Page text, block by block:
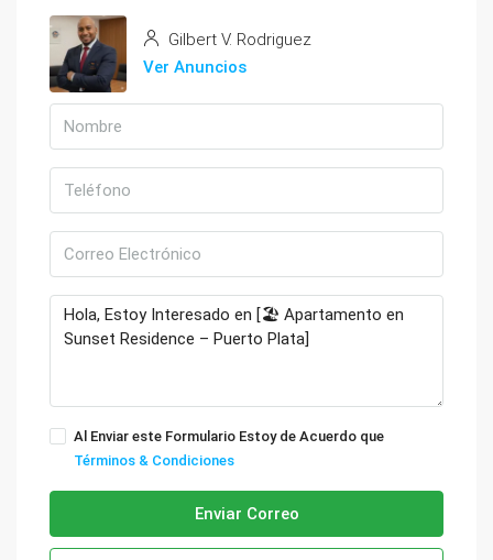
Gilbert V. Rodriguez
Ver Anuncios
Al Enviar este Formulario Estoy de Acuerdo que
Términos & Condiciones
Enviar Correo